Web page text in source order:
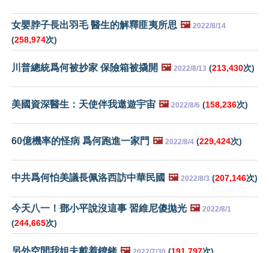
女嬰脖子長出羽毛 醫生的解釋匪夷所思 🖼️ 2022/8/14
(258,974次)
川普總統爲何被抄家 保險箱被撬開 🖼️ 2022/8/13 (213,430次)
美國資深醫生：天使伴我遨遊宇宙 🖼️ 2022/8/6 (158,236次)
60億機率的怪病 爲何跑進一家門 🖼️ 2022/8/4 (229,424次)
中共爲何怕美議長佩洛西訪中華民國 🖼️ 2022/8/3 (207,146次)
今天八一！鄧小平說沒這事 習維尼傻拋光 🖼️ 2022/8/1
(244,665次)
另外空間我姐夫戴着鐐銬 🖼️ (191,797次)